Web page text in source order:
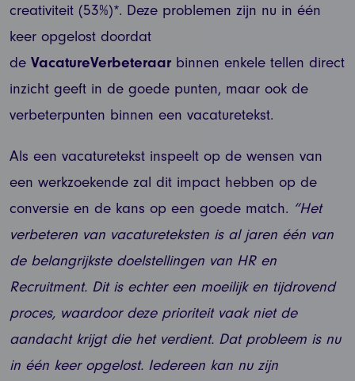
creativiteit (53%)*. Deze problemen zijn nu in één
keer opgelost doordat
de VacatureVerbeteraar binnen enkele tellen direct
inzicht geeft in de goede punten, maar ook de
verbeterpunten binnen een vacaturetekst.
Als een vacaturetekst inspeelt op de wensen van
een werkzoekende zal dit impact hebben op de
conversie en de kans op een goede match. “Het
verbeteren van vacatureteksten is al jaren één van
de belangrijkste doelstellingen van HR en
Recruitment. Dit is echter een moeilijk en tijdrovend
proces, waardoor deze prioriteit vaak niet de
aandacht krijgt die het verdient. Dat probleem is nu
in één keer opgelost. Iedereen kan nu zijn